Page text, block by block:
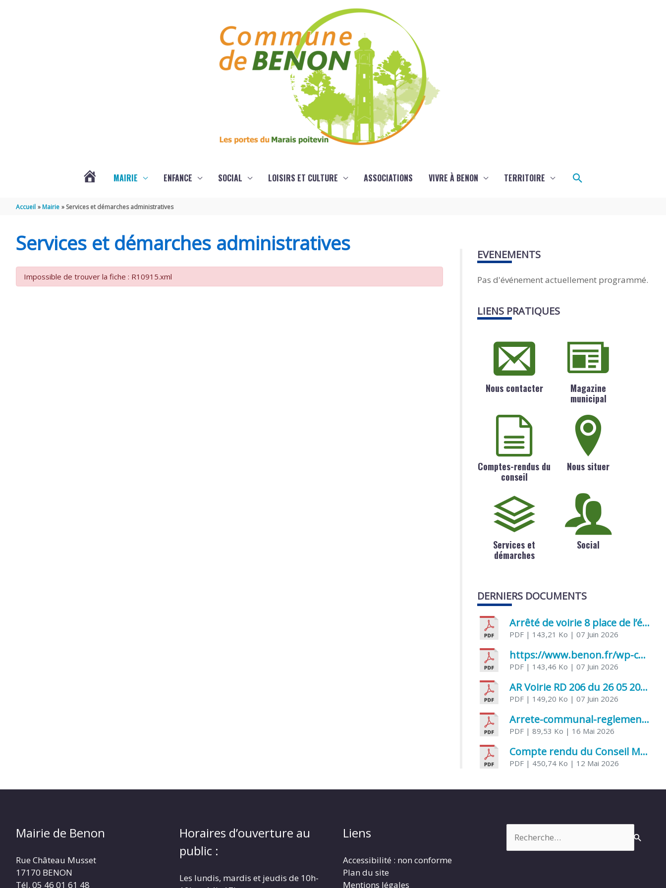
MAIRIE ENFANCE SOCIAL LOISIRS ET CULTURE ASSOCIATIONS VIVRE À BENON TERRITOIRE Rechercher
Accueil Mairie Services et démarches administratives
Services et démarches administratives
Impossible de trouver la fiche : R10915.xml
EVENEMENTS
Pas d'événement actuellement programmé.
LIENS PRATIQUES
Nous contacter
Magazine
municipal
Comptes-rendus du
conseil
Nous situer
Services et
démarches
Social
DERNIERS DOCUMENTS
Arrêté de voirie 8 place de l’église 17170 Benon
PDF | 143,21 Ko | 07 Juin 2026
https://www.benon.fr/wp-content/uploads/2026/06/AR-Voirie-Chemin-de-Lafond-du-26-05-2026.pdf
PDF | 143,46 Ko | 07 Juin 2026
AR Voirie RD 206 du 26 05 2026
PDF | 149,20 Ko | 07 Juin 2026
Arrete-communal-reglemenatnt-des-bruits-de-voisinage-et-des-activites-bruyantes
PDF | 89,53 Ko | 16 Mai 2026
Compte rendu du Conseil Municipal du 06 mai 2026
PDF | 450,74 Ko | 12 Mai 2026
Mairie de Benon
Rue Château Musset
17170 BENON
Tél. 05 46 01 61 48
Horaires d’ouverture au
public :
Les lundis, mardis et jeudis de 10h-
Liens
Accessibilité : non conforme
Plan du site
Mentions légales